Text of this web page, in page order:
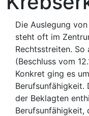
Die Auslegung
steht oft im
Rechtsstreiten. So
(Beschluss vom
Konkret ging es
Berufsunfähigkeit.
der Beklagten
Berufsunfähigkeit,